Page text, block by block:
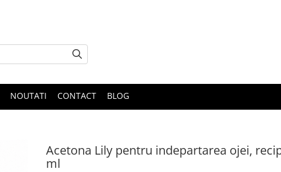
NOUTATI CONTACT BLOG
Acetona Lily pentru indepartarea ojei,
ml